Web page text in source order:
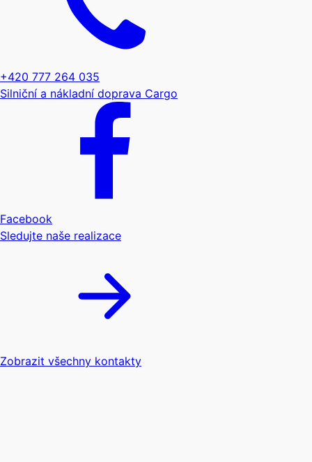
+420 777 264 035
Silniční a nákladní doprava Cargo
Facebook
Sledujte naše realizace
Zobrazit všechny kontakty